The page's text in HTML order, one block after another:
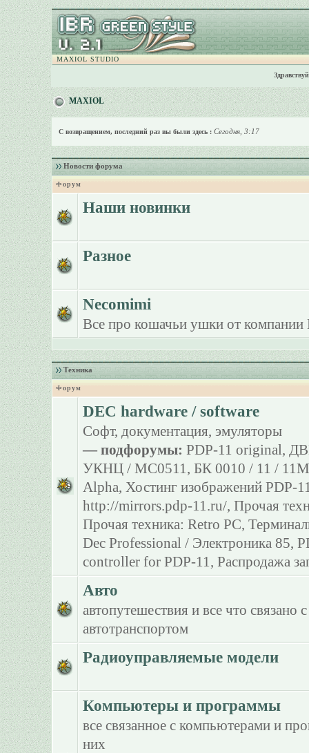
MAXIOL STUDIO
MAXIOL
С возвращением, последний раз вы были здесь : Сегодня, 3:17
Новости форума
Форум
Наши новинки
Разное
Necomimi
Все про кошачьи ушки от компании
Техника
Форум
DEC hardware / software
Софт, документация, эмуляторы
— подфорумы: PDP-11 original ,
УКНЦ / МС0511 , БК 0010 / 11 / 11M
Alpha, Хостинг изображений PDP-
http://mirrors.pdp-11.ru/, Прочая
Прочая техника: Retro PC,
Dec Professional / Электроника 85,
controller for PDP-11 , Распродажа
Авто
автопутешествия и все что связано с
автотранспортом
Радиоуправляемые модели
Компьютеры и программы
все связанное с компьютерами и
них